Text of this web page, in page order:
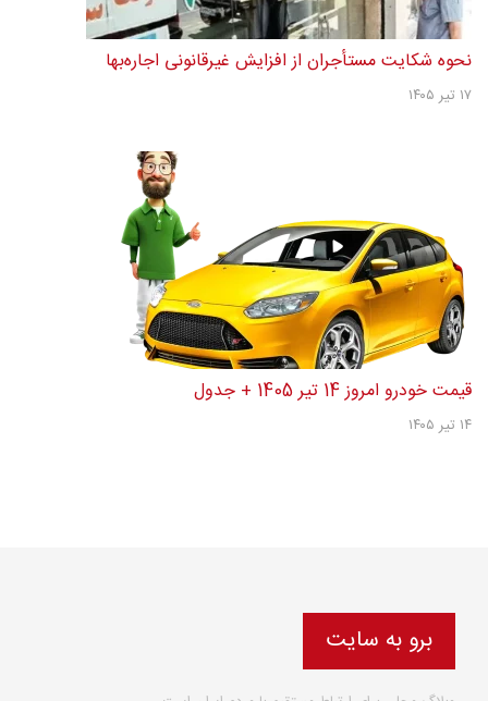
نحوه شکایت مستأجران از افزایش غیرقانونی اجاره‌بها
۱۷ تیر ۱۴۰۵
قیمت خودرو امروز 14 تیر 1405 + جدول
۱۴ تیر ۱۴۰۵
برو به سایت